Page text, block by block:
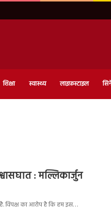
शिक्षा स्वास्थ्य लाइफ़स्टाइल
: मल्लिकार्जुन
विपक्ष का आरोप है कि हम इस…